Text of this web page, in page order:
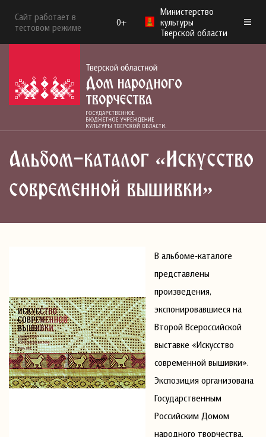
Сайт работает в
тестовом режиме
0+
Министерство
культуры
Тверской области
Альбом-каталог «Искусство
современной вышивки»
В альбоме-каталоге
представлены
произведения,
экспонировавшиеся на
Второй Всероссийской
выставке «Искусство
современной вышивки».
Экспозиция организована
Государственным
Российским Домом
народного творчества,